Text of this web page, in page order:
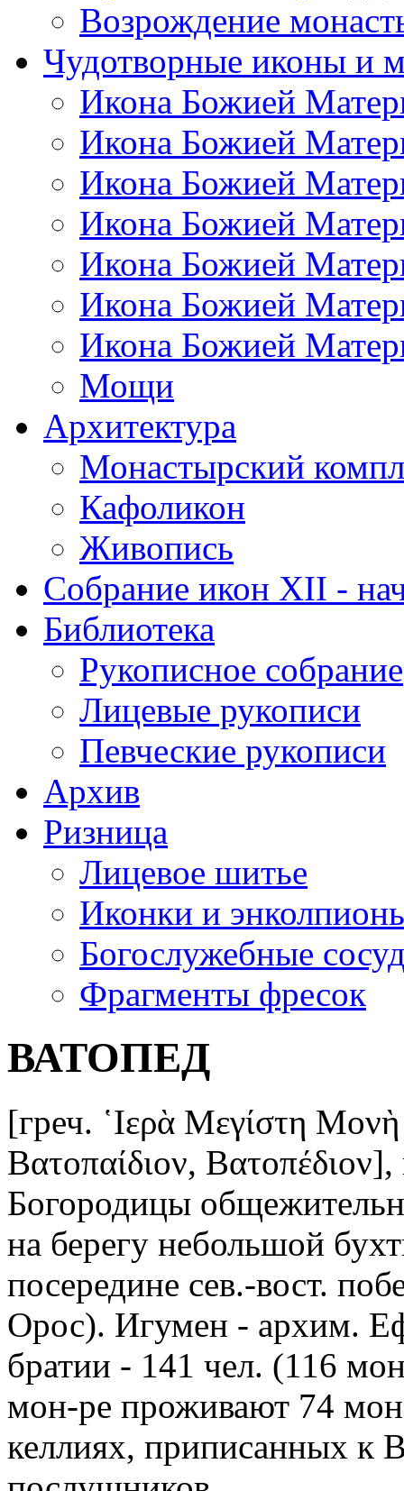
Возрождение
Чудотворные иконы и
Икона Божией
Икона Божией
Икона Божией
Икона Божией
Икона Божией
Икона Божией
Икона Божией
Мощи
Архитектура
Монастырский
Кафоликон
Живопись
Собрание икон XII -
Библиотека
Рукописное собрание
Лицевые рукописи
Певческие рукописи
Архив
Ризница
Лицевое шитье
Иконки и
Богослужебные
Фрагменты фресок
ВАТОПЕД
[греч. ῾Ιερὰ Μεγίστη
Βατοπαίδιον,
Богородицы
на берегу небольшой
посередине сев.-вост.
Орос). Игумен - архим.
братии - 141 чел. (116
мон-ре проживают 74
келлиях, приписанных к